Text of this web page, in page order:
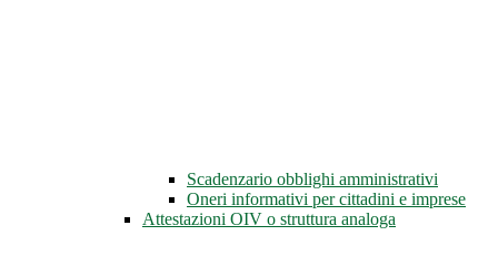
Scadenzario obblighi amministrativi
Oneri informativi per cittadini e imprese
Attestazioni OIV o struttura analoga